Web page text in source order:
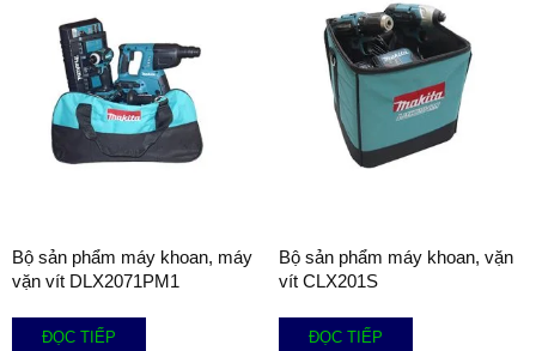
Bộ sản phẩm máy khoan, máy
vặn vít DLX2071PM1
ĐỌC TIẾP
Bộ sản phẩm máy khoan, vặn
vít CLX201S
ĐỌC TIẾP